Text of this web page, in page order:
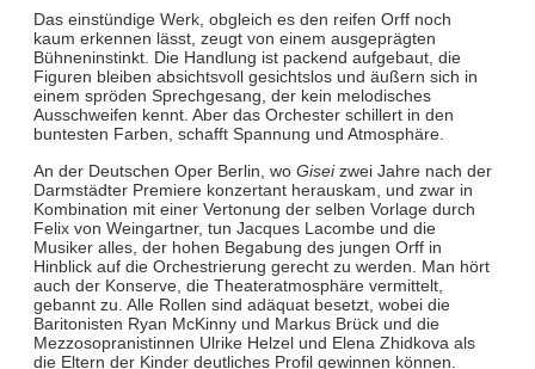
Das einstündige Werk, obgleich es den reifen Orff noch
kaum erkennen lässt, zeugt von einem ausgeprägten
Bühneninstinkt. Die Handlung ist packend aufgebaut, die
Figuren bleiben absichtsvoll gesichtslos und äußern sich in
einem spröden Sprechgesang, der kein melodisches
Ausschweifen kennt. Aber das Orchester schillert in den
buntesten Farben, schafft Spannung und Atmosphäre.
An der Deutschen Oper Berlin, wo Giseizwei Jahre nach der
Darmstädter Premiere konzertant herauskam, und zwar in
Kombination mit einer Vertonung der selben Vorlage durch
Felix von Weingartner, tun Jacques Lacombe und die
Musiker alles, der hohen Begabung des jungen Orff in
Hinblick auf die Orchestrierung gerecht zu werden. Man hört
auch der Konserve, die Theateratmosphäre vermittelt,
gebannt zu. Alle Rollen sind adäquat besetzt, wobei die
Baritonisten Ryan McKinny und Markus Brück und die
Mezzosopranistinnen Ulrike Helzel und Elena Zhidkova als
die Eltern der Kinder deutliches Profil gewinnen können.